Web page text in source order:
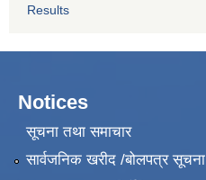
Results
Notices
सूचना तथा समाचार
सार्वजनिक खरीद /बोलपत्र सूचना